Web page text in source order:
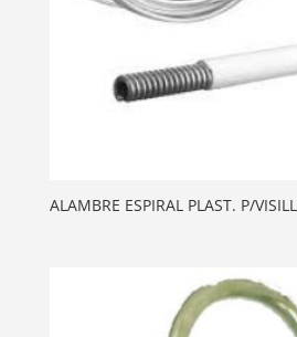
ALAMBRE ESPIRAL PLAST. P/